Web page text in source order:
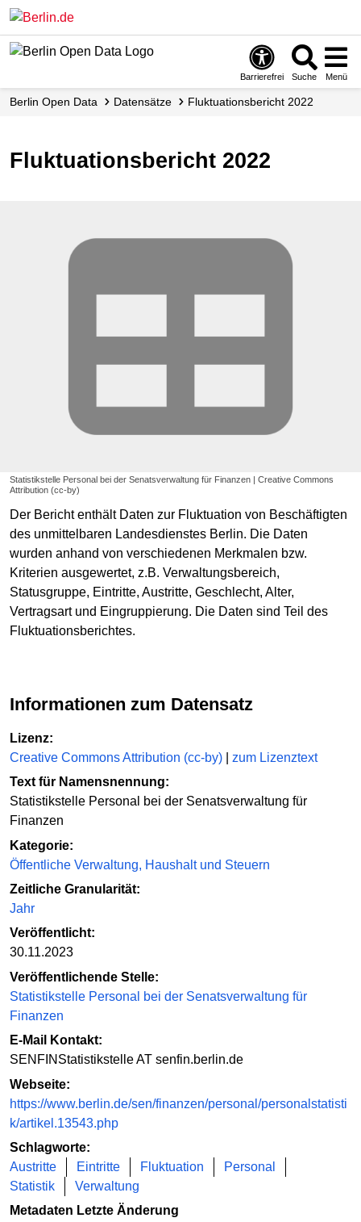
Skip
main
Barrierefrei Suche Menü
Berlin Open Data Datensätze Fluktuationsbericht 2022
Fluktuationsbericht 2022
Statistikstelle Personal bei der Senatsverwaltung für Finanzen | Creative Commons
Attribution (cc-by)
Der Bericht enthält Daten zur Fluktuation von Beschäftigten
des unmittelbaren Landesdienstes Berlin. Die Daten
wurden anhand von verschiedenen Merkmalen bzw.
Kriterien ausgewertet, z.B. Verwaltungsbereich,
Statusgruppe, Eintritte, Austritte, Geschlecht, Alter,
Vertragsart und Eingruppierung. Die Daten sind Teil des
Fluktuationsberichtes.
Informationen zum Datensatz
Lizenz:
Creative Commons Attribution (cc-by)
zum Lizenztext
Text für Namensnennung:
Statistikstelle Personal bei der Senatsverwaltung für
Finanzen
Kategorie:
Öffentliche Verwaltung, Haushalt und Steuern
Zeitliche Granularität:
Jahr
Veröffentlicht:
30.11.2023
Veröffentlichende Stelle:
Statistikstelle Personal bei der Senatsverwaltung für
Finanzen
E-Mail Kontakt:
SENFINStatistikstelle AT senfin.berlin.de
Webseite:
https://www.berlin.de/sen/finanzen/personal/personalstatisti
k/artikel.13543.php
Schlagworte:
Austritte
Eintritte Fluktuation
Personal
Statistik
Verwaltung
Metadaten Letzte Änderung